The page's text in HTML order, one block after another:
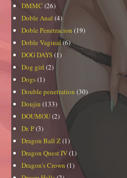
DMMC (26)
Doble Anal (4)
Doble Penetracion (19)
Doble Vaginal(6)
DOG DAYS(1)
Dog girl (2)
Dogs(1)
Double penetration (30)
Doujin (133)
DOUMOU(2)
Dr. P(3)
Dragon Ball Z(1)
Dragon Quest IV(1)
Dragon's Crown (1)